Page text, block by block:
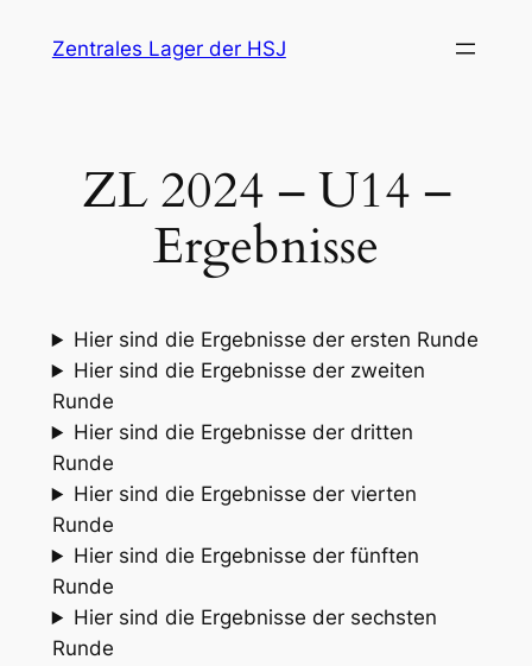
InhaltZentrales Lager der HSJ
ZL 2024 – U14 –
Ergebnisse
Hier sind die Ergebnisse der ersten Runde
Hier sind die Ergebnisse der zweiten
Runde
Hier sind die Ergebnisse der dritten
Runde
Hier sind die Ergebnisse der vierten
Runde
Hier sind die Ergebnisse der fünften
Runde
Hier sind die Ergebnisse der sechsten
Runde